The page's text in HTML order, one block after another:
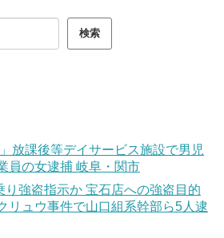
検索
放課後等デイサービス施設で男児
員の女逮捕 岐阜・関市
り強盗指示か 宝石店への強盗目的
リュウ事件で山口組系幹部ら5人逮